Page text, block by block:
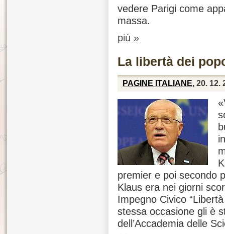
vedere Parigi come
massa.
più »
La libertà dei
PAGINE ITALIANE, 20. 12.
premier e poi secondo
Klaus era nei giorni
Impegno Civico
stessa occasione gli è
dell’Accademia delle